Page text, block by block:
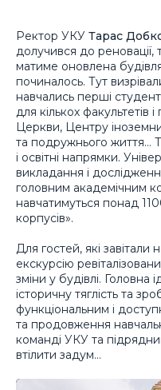
Ректор УКУ Тарас
долучився до реновації,
матиме оновлена
починалось. Тут
навчались перші
для кількох факультетів і
Церкви, Центру
та подружнього життя…
і освітні напрямки.
викладання і
головним академічним
навчатимуться понад
корпусів».
Для гостей, які завітали
екскурсію
зміни у будівлі. Головна
історичну тяглість та
функціональним і
та продовження
команді УКУ та
втілити задум…